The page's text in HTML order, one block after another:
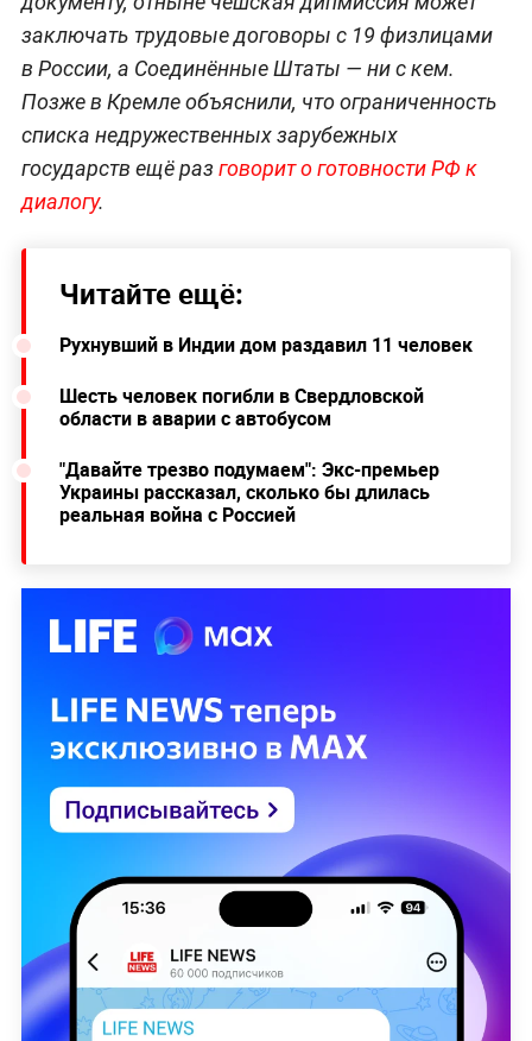
заключать трудовые договоры с 19 физлицами
в России, а Соединённые Штаты — ни с кем.
Позже в Кремле объяснили, что ограниченность
списка недружественных зарубежных
государств ещё разговорит о готовности РФ к
диалогу.
Читайте ещё:
Рухнувший в Индии дом раздавил 11 человек
Шесть человек погибли в Свердловской
области в аварии с автобусом
"Давайте трезво подумаем": Экс-премьер
Украины рассказал, сколько бы длилась
реальная война с Россией